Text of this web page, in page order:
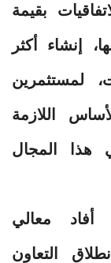
بقيمة
منها، إنشاء أكثر
لمستثمرين
اللازمة
هذا المجال
أفاد معالي
التعاون